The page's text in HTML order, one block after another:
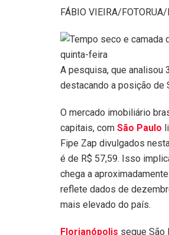
FÁBIO VIEIRA/FOTORUA/
A pesquisa, que analisou
destacando a posição de
O mercado imobiliário
capitais, com São Paulo
Fipe Zap divulgados
é de R$ 57,59. Isso
chega a
reflete dados de
mais elevado do país.
Florianópolis segue São